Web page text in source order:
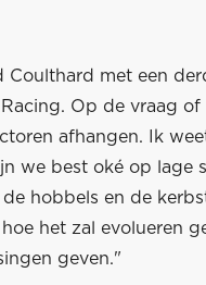
Coulthard met een
Op de vraag
afhangen. Ik
we best oké op lage
hobbels en de
het zal evolueren
geven."